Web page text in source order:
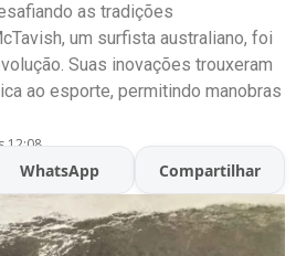
as tradições
um surfista australiano, foi
Suas inovações trouxeram
ao esporte, permitindo manobras
12:08
WhatsApp Compartilhar